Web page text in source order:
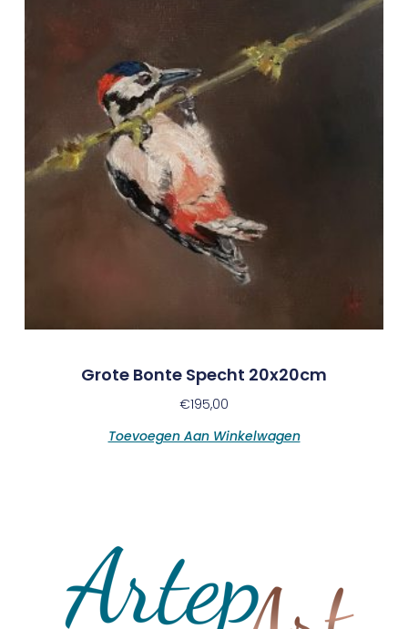
Grote Bonte Specht 20x20cm
€195,00
Toevoegen Aan Winkelwagen